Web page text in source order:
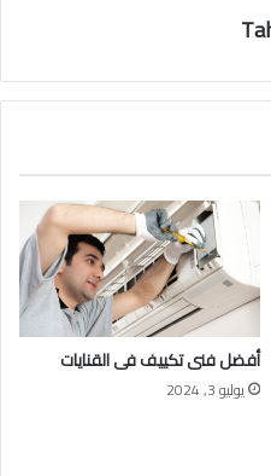
أفضل فنى تكييف فى القنايات
يوليو 3, 2024